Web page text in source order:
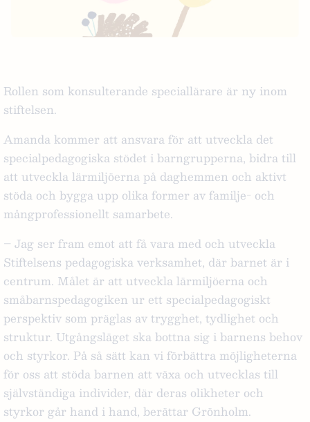
Rollen som konsulterande speciallärare är ny inom
stiftelsen.
Amanda kommer att ansvara för att utveckla det
specialpedagogiska stödet i barngrupperna, bidra till
att utveckla lärmiljöerna på daghemmen och aktivt
stöda och bygga upp olika former av familje- och
mångprofessionellt samarbete.
– Jag ser fram emot att få vara med och utveckla
Stiftelsens pedagogiska verksamhet, där barnet är i
centrum. Målet är att utveckla lärmiljöerna och
småbarnspedagogiken ur ett specialpedagogiskt
perspektiv som präglas av trygghet, tydlighet och
struktur. Utgångsläget ska bottna sig i barnens behov
och styrkor. På så sätt kan vi förbättra möjligheterna
för oss att stöda barnen att växa och utvecklas till
självständiga individer, där deras olikheter och
styrkor går hand i hand, berättar Grönholm.